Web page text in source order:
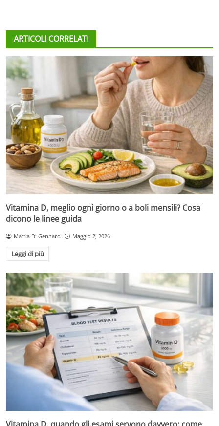
ARTICOLI CORRELATI
Vitamina D, meglio ogni giorno o a boli mensili? Cosa
dicono le linee guida
Mattia Di Gennaro Maggio 2, 2026
Leggi di più